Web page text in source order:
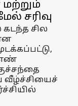
சரிவு
கடந்த சில
எண்
வீழ்ச்சியைச்